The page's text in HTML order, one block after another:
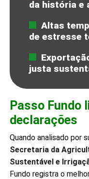
da história e
Altas
de estresse
justa
Passo Fundo
declarações
Quando analisado por
Secretaria da
Sustentável e
Fundo registra o